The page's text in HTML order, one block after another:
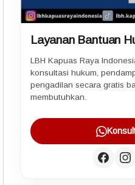
Layanan Bantuan
LBH Kapuas Raya
konsultasi hukum,
pengadilan secara gratis
membutuhkan.